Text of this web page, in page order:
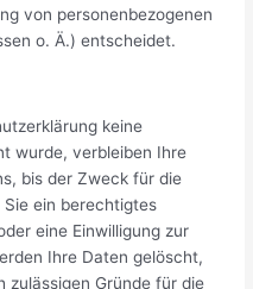
von personenbezogenen
o. Ä.) entscheidet.
keine
wurde, verbleiben Ihre
bis der Zweck für die
ein berechtigtes
eine Einwilligung zur
Ihre Daten gelöscht,
zulässigen Gründe für die